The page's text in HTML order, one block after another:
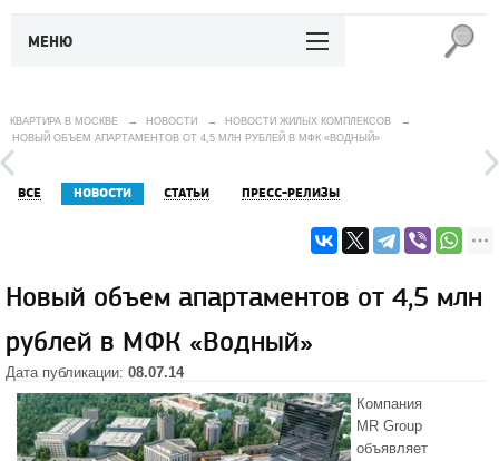
МЕНЮ
КВАРТИРА В МОСКВЕ → НОВОСТИ → НОВОСТИ ЖИЛЫХ КОМПЛЕКСОВ
→
НОВЫЙ ОБЪЕМ АПАРТАМЕНТОВ ОТ 4,5 МЛН РУБЛЕЙ В МФК «ВОДНЫЙ»
ВСЕ НОВОСТИ СТАТЬИ ПРЕСС-РЕЛИЗЫ
Новый объем апартаментов от 4,5 млн
рублей в МФК «Водный»
Дата публикации: 08.07.14
Компания
MR Group
объявляет